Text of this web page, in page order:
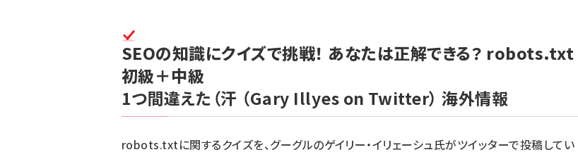
SEOの知識にクイズで挑戦！ あなたは正解できる？ robots.txt
初級＋中級
1つ間違えた（汗 （Gary Illyes on Twitter）海外情報
robots.txtに関するクイズを、グーグルのゲイリー・イリェーシュ氏がツイッターで投稿してい